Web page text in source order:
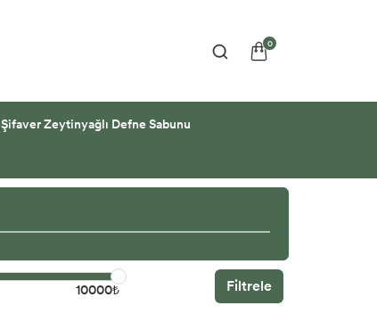
0
Şifaver Zeytinyağlı Defne Sabunu
10000₺ Filtrele